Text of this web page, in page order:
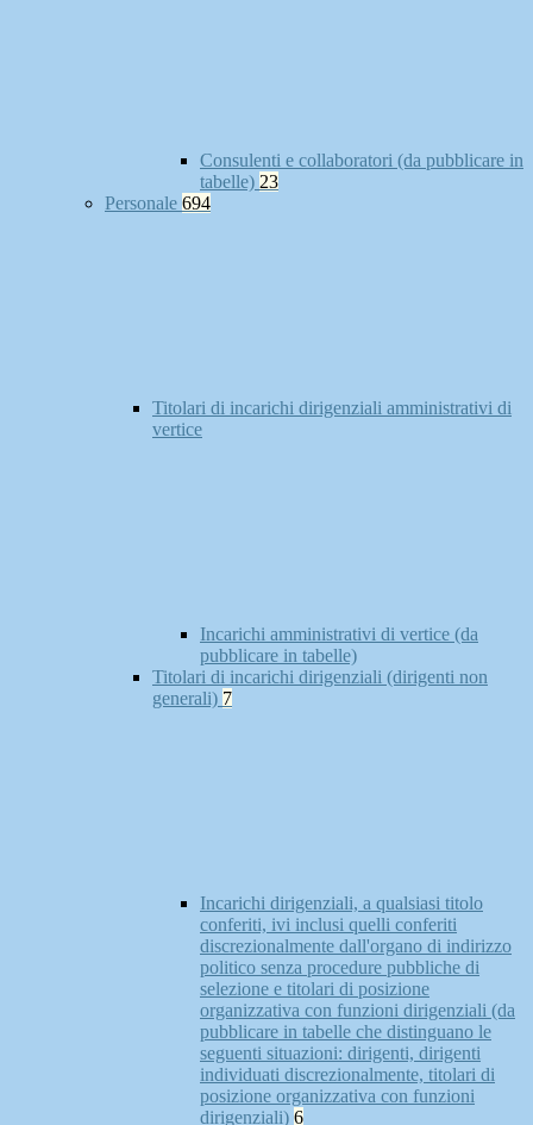
Consulenti e collaboratori (da pubblicare in
tabelle) 23
Personale 694
Titolari di incarichi dirigenziali amministrativi di
vertice
Incarichi amministrativi di vertice (da
pubblicare in tabelle)
Titolari di incarichi dirigenziali (dirigenti non
generali) 7
Incarichi dirigenziali, a qualsiasi titolo
conferiti, ivi inclusi quelli conferiti
discrezionalmente dall'organo di indirizzo
politico senza procedure pubbliche di
selezione e titolari di posizione
organizzativa con funzioni dirigenziali (da
pubblicare in tabelle che distinguano le
seguenti situazioni: dirigenti, dirigenti
individuati discrezionalmente, titolari di
posizione organizzativa con funzioni
dirigenziali) 6